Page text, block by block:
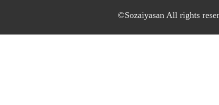
©Sozaiyasan All rights